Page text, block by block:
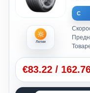
Летни
C
€83.22 /